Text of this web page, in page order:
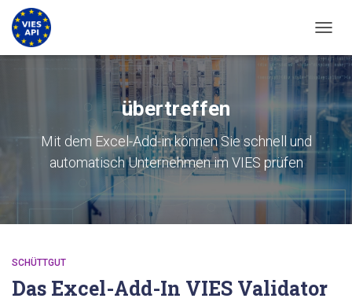
übertreffen
Mit dem Excel-Add-in können Sie schnell und
automatisch Unternehmen im VIES prüfen
SCHÜTTGUT
Das Excel-Add-In VIES Validator